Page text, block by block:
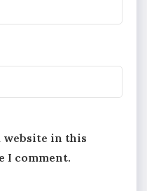
website in this
I comment.